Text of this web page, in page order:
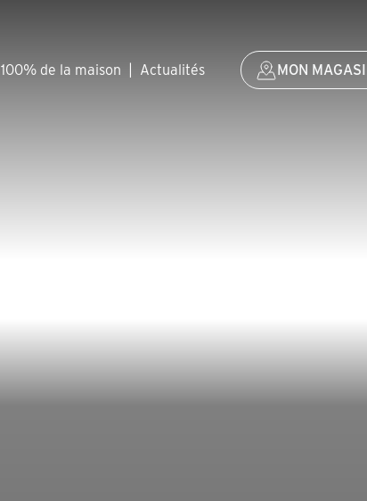
100% de la maison Actualités MON